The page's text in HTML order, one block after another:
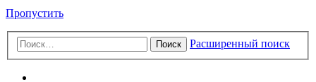
Пропустить
Поиск Расширенный поиск